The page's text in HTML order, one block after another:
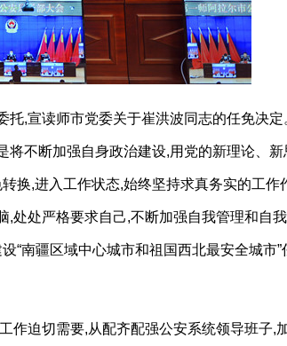
,宣读师市党委关于崔洪波同志的任免决定
不断加强自身政治建设,用党的新理论、
换,进入工作状态,始终坚持求真务实的工作
处处严格要求自己,不断加强自我管理和自
南疆区域中心城市和祖国西北最安全城市”
作迫切需要,从配齐配强公安系统领导班子,